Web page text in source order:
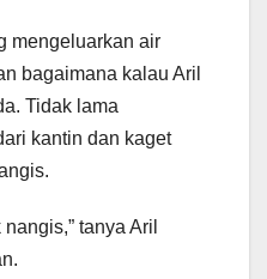
mengeluarkan air
bagaimana kalau Aril
Tidak lama
kantin dan kaget
tanya Aril